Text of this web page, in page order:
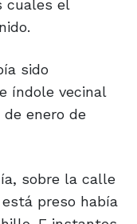
cuales el
sido
índole vecinal
de enero de
sobre la calle
preso había